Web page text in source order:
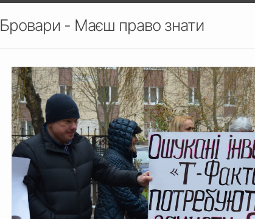
Бровари - Маєш право знати